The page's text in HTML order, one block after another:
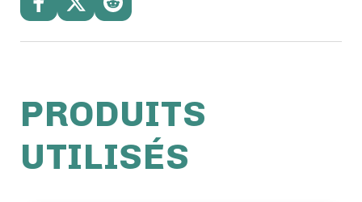
PRODUITS
UTILISÉS